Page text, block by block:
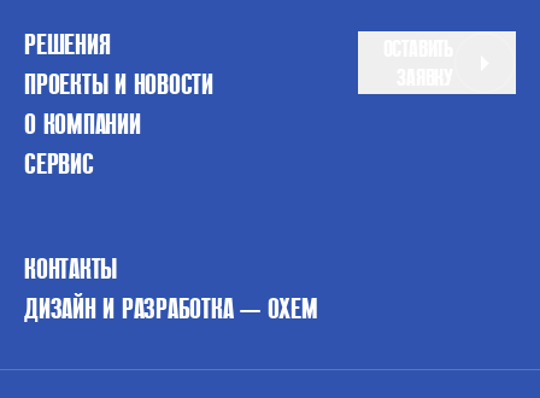
РЕШЕНИЯ
ПРОЕКТЫ И НОВОСТИ
О КОМПАНИИ
СЕРВИС
КОНТАКТЫ
ДИЗАЙН И РАЗРАБОТКА — OXEM